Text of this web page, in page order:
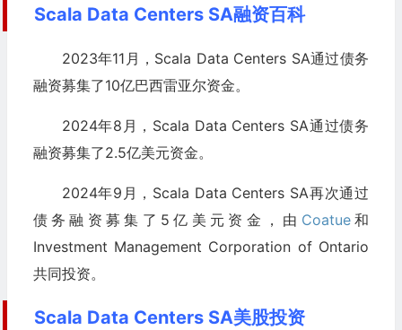
Scala Data Centers SA融资百科
2023年11月，Scala Data Centers SA通过债务
融资募集了10亿巴西雷亚尔资金。
2024年8月，Scala Data Centers SA通过债务
融资募集了2.5亿美元资金。
2024年9月，Scala Data Centers SA再次通过
债务融资募集了5亿美元资金，由 Coatue和
Investment Management Corporation of Ontario
共同投资。
Scala Data Centers SA美股投资